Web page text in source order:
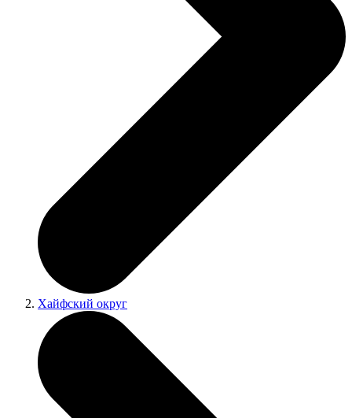
Хайфский округ